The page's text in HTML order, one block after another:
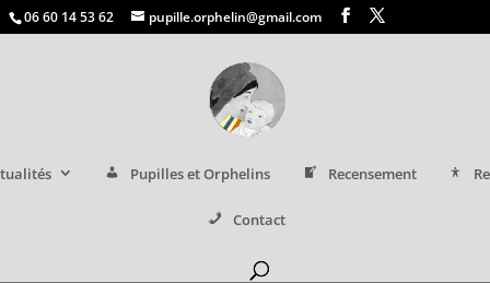
06 60 14 53 62 pupille.orphelin@gmail.com
Pupilles et Orphelins Recensement
Contact